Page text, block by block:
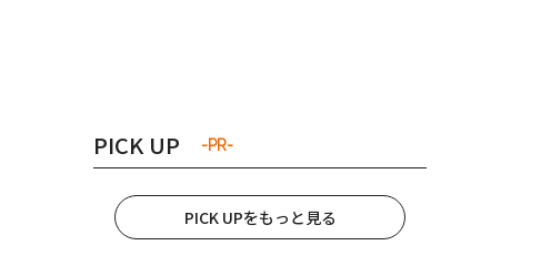
PICK UP -PR-
PICK UPをもっと見る